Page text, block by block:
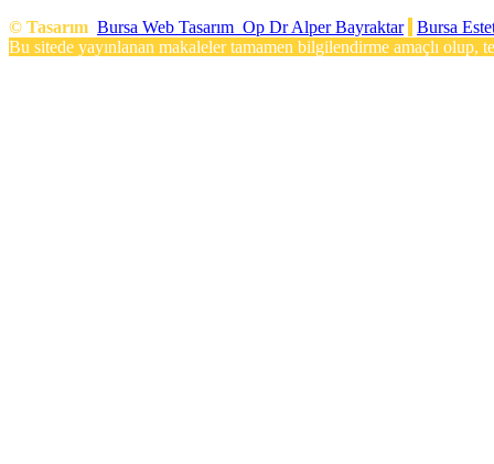
© Tasarım Bursa Web Tasarım Op Dr Alper Bayraktar
Bursa
Bu sitede yayınlanan makaleler tamamen bilgilendirme amaçlı olup,